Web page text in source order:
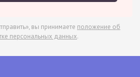
вы принимаете положение об
персональных данных.